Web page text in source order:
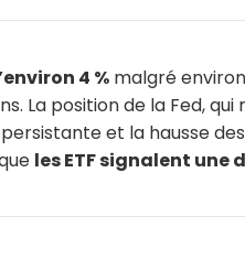
4 % malgré
La position de la Fed,
et la hausse
les ETF signalent